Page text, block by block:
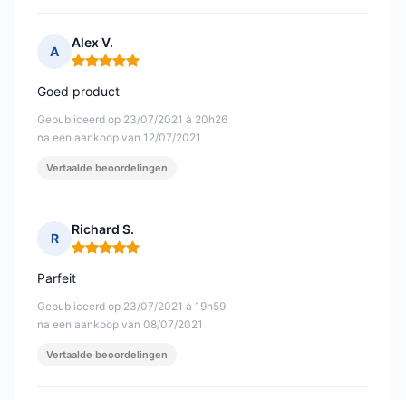
A
Alex V.
Opmerking: 5 van 5
Gepubliceerd op 23/07/2021 à 20h26
na een aankoop van 12/07/2021
Goed product
Vertaalde beoordelingen
R
Richard S.
Opmerking: 5 van 5
Gepubliceerd op 23/07/2021 à 19h59
na een aankoop van 08/07/2021
Parfeit
Vertaalde beoordelingen